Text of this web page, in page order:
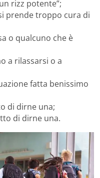
rizz potente”;
prende troppo cura di
o qualcuno che è
a rilassarsi o a
fatta benissimo
di dirne una;
di dirne una.